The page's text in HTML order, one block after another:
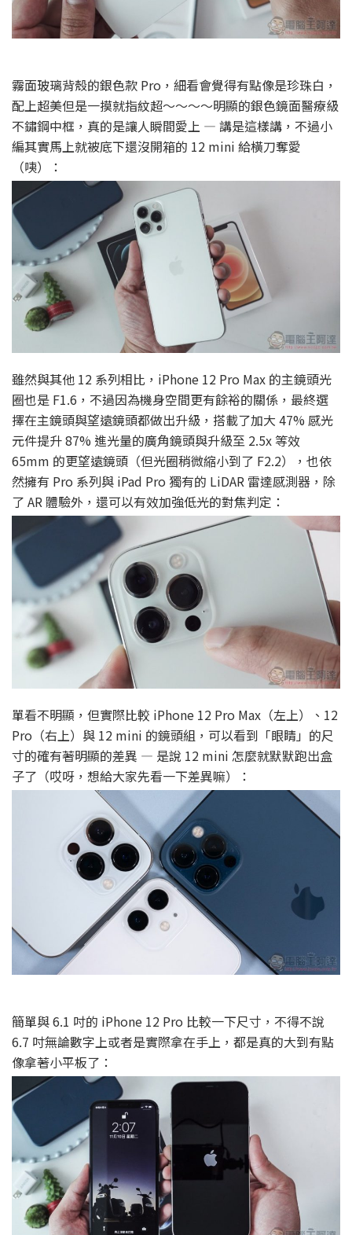
霧面玻璃背殼的銀色款 Pro，細看會覺得有點像是珍珠白，
配上超美但是一摸就指紋超～～～～明顯的銀色鏡面醫療級
不鏽鋼中框，真的是讓人瞬間愛上 — 講是這樣講，不過小
編其實馬上就被底下還沒開箱的 12 mini 給橫刀奪愛
（咦）：
雖然與其他 12 系列相比，iPhone 12 Pro Max 的主鏡頭光
圈也是 F1.6，不過因為機身空間更有餘裕的關係，最終選
擇在主鏡頭與望遠鏡頭都做出升級，搭載了加大 47% 感光
元件提升 87% 進光量的廣角鏡頭與升級至 2.5x 等效
65mm 的更望遠鏡頭（但光圈稍微縮小到了 F2.2），也依
然擁有 Pro 系列與 iPad Pro 獨有的 LiDAR 雷達感測器，除
了 AR 體驗外，還可以有效加強低光的對焦判定：
單看不明顯，但實際比較 iPhone 12 Pro Max（左上）、12
Pro（右上）與 12 mini 的鏡頭組，可以看到「眼睛」的尺
寸的確有著明顯的差異 — 是說 12 mini 怎麼就默默跑出盒
子了（哎呀，想給大家先看一下差異嘛）：
簡單與 6.1 吋的 iPhone 12 Pro 比較一下尺寸，不得不說
6.7 吋無論數字上或者是實際拿在手上，都是真的大到有點
像拿著小平板了：